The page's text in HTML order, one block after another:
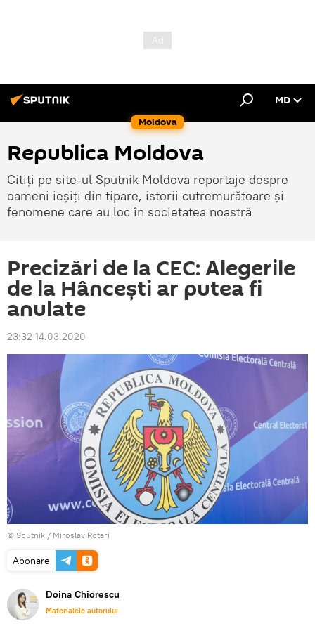
Moldova
MD
Republica Moldova
Citiți pe site-ul Sputnik Moldova reportaje despre
oameni ieșiți din tipare, istorii cutremurătoare și
fenomene care au loc în societatea noastră
Precizări de la CEC: Alegerile
de la Hâncești ar putea fi
anulate
23:32 14.03.2020
© Sputnik / Miroslav Rotari
Abonare
Doina Chiorescu
Materialele autorului